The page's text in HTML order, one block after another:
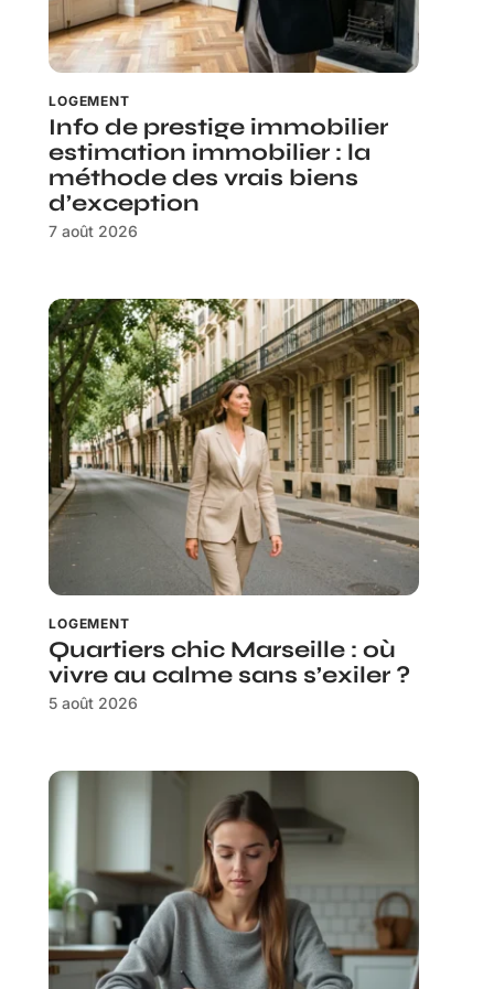
LOGEMENT
Info de prestige immobilier
estimation immobilier : la
méthode des vrais biens
d’exception
7 août 2026
LOGEMENT
Quartiers chic Marseille : où
vivre au calme sans s’exiler ?
5 août 2026